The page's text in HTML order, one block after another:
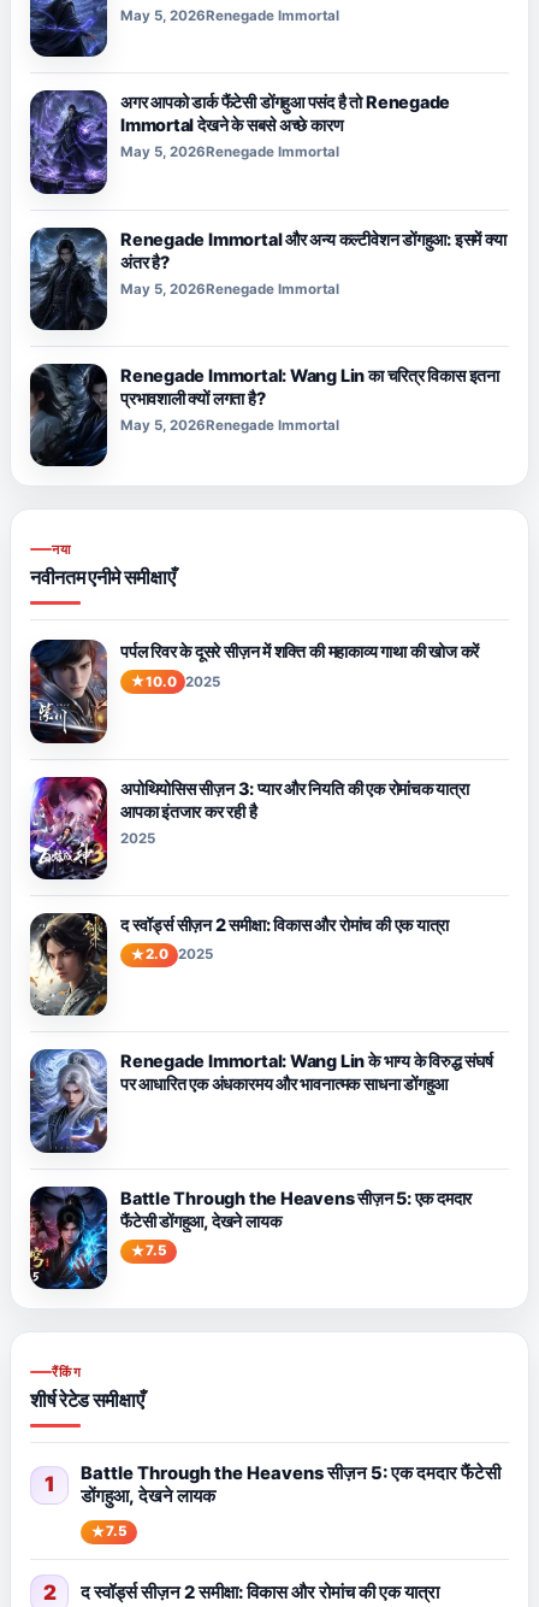
May 5, 2026Renegade Immortal
अगर आपको डार्क फैंटेसी डोंगहुआ पसंद है तो Renegade
Immortal देखने के सबसे अच्छे कारण
May 5, 2026Renegade Immortal
Renegade Immortal और अन्य कल्टीवेशन डोंगहुआ: इसमें क्या
अंतर है?
May 5, 2026Renegade Immortal
Renegade Immortal: Wang Lin का चरित्र विकास इतना
प्रभावशाली क्यों लगता है?
May 5, 2026Renegade Immortal
नया
नवीनतम एनीमे समीक्षाएँ
पर्पल रिवर के दूसरे सीज़न में शक्ति की महाकाव्य गाथा की खोज करें
10.0 2025
अपोथियोसिस सीज़न 3: प्यार और नियति की एक रोमांचक यात्रा
आपका इंतजार कर रही है
2025
द स्वॉर्ड्स सीज़न 2 समीक्षा: विकास और रोमांच की एक यात्रा
2.0 2025
Renegade Immortal: Wang Lin के भाग्य के विरुद्ध संघर्ष
पर आधारित एक अंधकारमय और भावनात्मक साधना डोंगहुआ
Battle Through the Heavens सीज़न 5: एक दमदार
फैंटेसी डोंगहुआ, देखने लायक
7.5
रैंकिंग
शीर्ष रेटेड समीक्षाएँ
1
Battle Through the Heavens सीज़न 5: एक दमदार फैंटेसी
डोंगहुआ, देखने लायक
7.5
2 द स्वॉर्ड्स सीज़न 2 समीक्षा: विकास और रोमांच की एक यात्रा